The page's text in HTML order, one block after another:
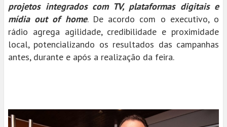
projetos integrados com TV, plataformas digitais e
mídia out of home. De acordo com o executivo, o
rádio agrega agilidade, credibilidade e proximidade
local, potencializando os resultados das campanhas
antes, durante e após a realização da feira.